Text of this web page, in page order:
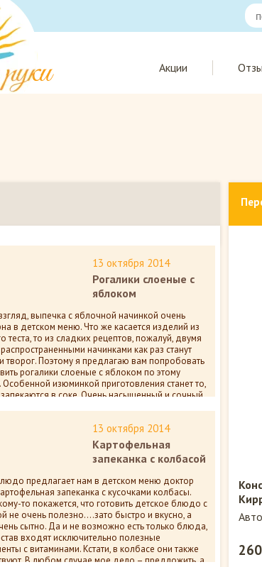
Акции
13 октября 2014
Рогалики слоеные с
яблоком
выпечка с яблочной начинкой очень
в детском меню. Что же касается изделий из
теста, то из сладких рецептов, пожалуй, двумя
начинками как раз станут
творог. Поэтому я предлагаю вам попробовать
рогалики слоеные с яблоком по этому
Особенной изюминкой приготовления станет то,
в соке. Очень насыщенный и сочный
13 октября 2014
Картофельная
запеканка с колбасой
предлагает нам в детском меню доктор
запеканка с кусочками колбасы.
то покажется, что готовить детское блюдо с
не очень полезно….зато быстро и вкусно, а
сытно. Да и не возможно есть только блюда,
входят исключительно полезные
с витаминами. Кстати, в колбасе они также
В любом случае мое дело – предложить, а